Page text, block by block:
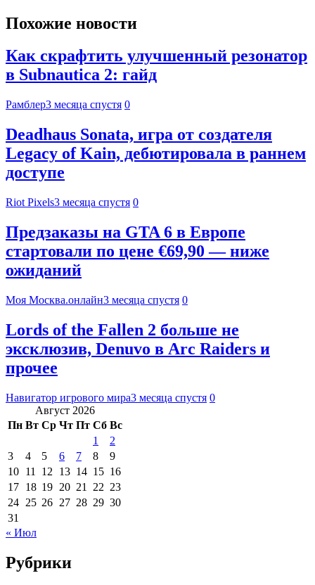
Похожие новости
Как скрафтить улучшенный резонатор
в Subnautica 2: гайд
Рамблер3 месяца спустя 0
Deadhaus Sonata, игра от создателя
Legacy of Kain, дебютировала в раннем
доступе
Riot Pixels3 месяца спустя 0
Предзаказы на GTA 6 в Европе
стартовали по цене €69,90 — ниже
ожиданий
Моя Москва.онлайн3 месяца спустя 0
Lords of the Fallen 2 больше не
эксклюзив, Denuvo в Arc Raiders и
прочее
Навигатор игрового мира3 месяца спустя 0
Август 2026
Пн Вт Ср Чт Пт Сб Вс
1
2
3
4 5 6 7 8
9
10 11 12 13 14 15 16
17 18 19 20 21 22 23
24 25 26 27 28 29 30
31
« Июл
Рубрики